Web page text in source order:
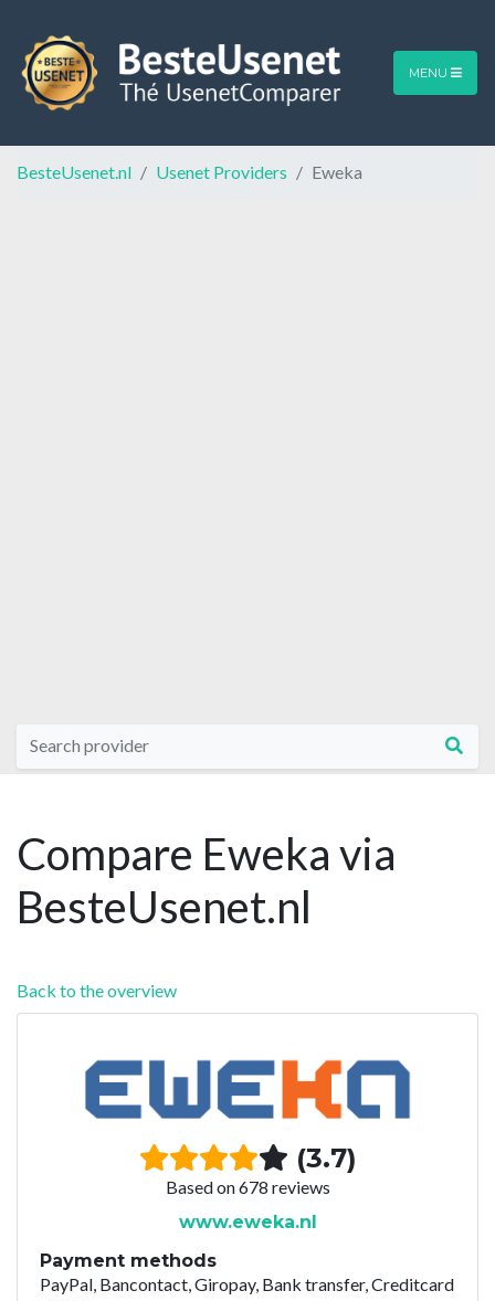
MENU
BesteUsenet.nl Usenet Providers Eweka
Compare Eweka via
BesteUsenet.nl
Back to the overview
(3.7)
Based on 678 reviews
www.eweka.nl
Payment methods
PayPal, Bancontact, Giropay, Bank transfer, Creditcard